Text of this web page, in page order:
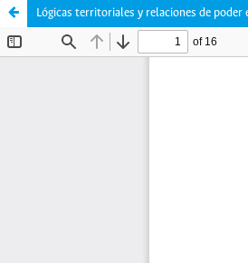
Lógicas territoriales y relaciones de